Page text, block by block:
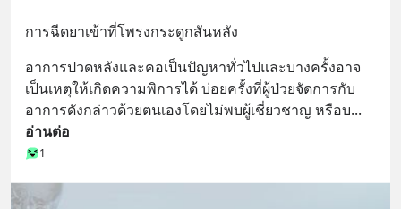
การฉีดยาเข้าที่โพรงกระดูกสันหลัง
อาการปวดหลังและคอเป็นปัญหาทั่วไปและบางครั้งอาจ
เป็นเหตุให้เกิดความพิการได้ บ่อยครั้งที่ผู้ป่วยจัดการกับ
อาการดังกล่าวด้วยตนเองโดยไม่พบผู้เชี่ยวชาญ หรือบ
อ่านต่อ
1